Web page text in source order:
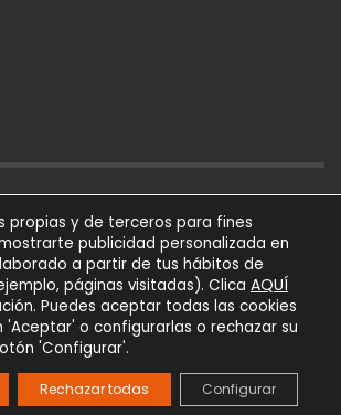
DE PRIVACIDAD POLÍTICA DE COOKIES
AFIAL Asociación © 2026
Todos los derechos
reservados
Powered by
Trígono
Comunicación
propias y de terceros para fines
publicidad personalizada en
a partir de tus hábitos de
páginas visitadas). Clica AQUÍ
Puedes aceptar todas las cookies
'Aceptar' o configurarlas o rechazar su
'Configurar'.
Rechazar todas Configurar